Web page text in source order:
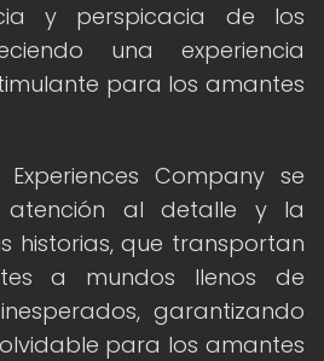
y perspicacia de los
una experiencia
para los amantes
Company se
al detalle y la
historias, que transportan
a mundos llenos de
garantizando
para los amantes